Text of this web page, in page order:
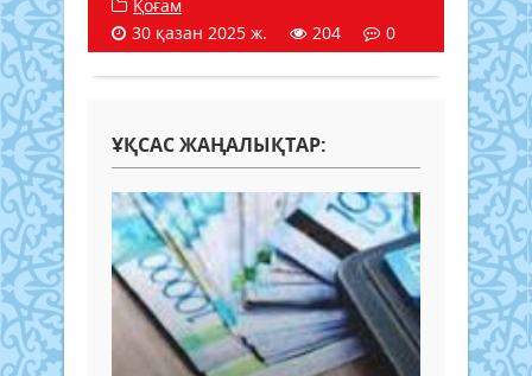
Қоғам
30 қазан 2025 ж.
204 0
ҰҚСАС ЖАҢАЛЫҚТАР: